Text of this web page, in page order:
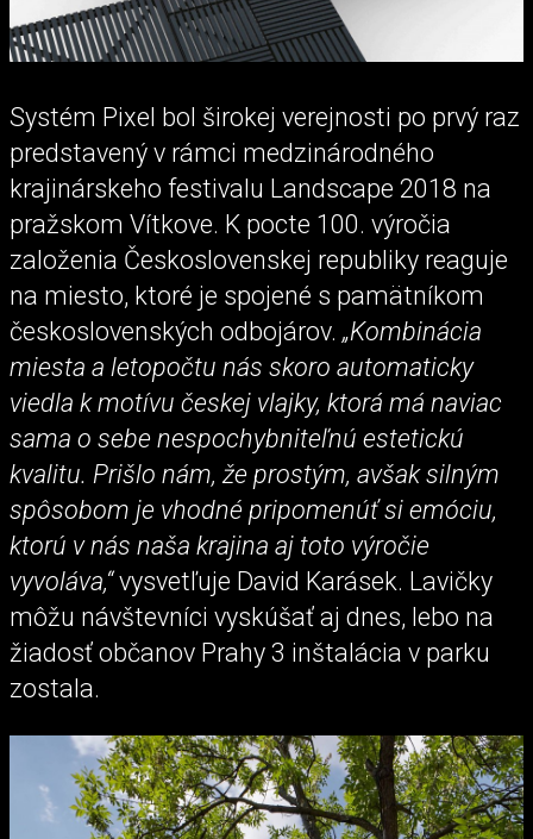
Systém Pixel bol širokej verejnosti po prvý raz
predstavený v rámci medzinárodného
krajinárskeho festivalu Landscape 2018 na
pražskom Vítkove. K pocte 100. výročia
založenia Československej republiky reaguje
na miesto, ktoré je spojené s pamätníkom
československých odbojárov. „Kombinácia
miesta a letopočtu nás skoro automaticky
viedla k motívu českej vlajky, ktorá má naviac
sama o sebe nespochybniteľnú estetickú
kvalitu. Prišlo nám, že prostým, avšak silným
spôsobom je vhodné pripomenúť si emóciu,
ktorú v nás naša krajina aj toto výročie
vyvoláva,“vysvetľuje David Karásek. Lavičky
môžu návštevníci vyskúšať aj dnes, lebo na
žiadosť občanov Prahy 3 inštalácia v parku
zostala.